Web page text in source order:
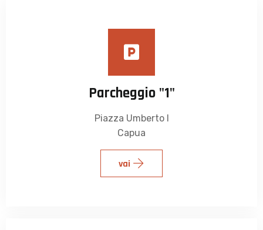
Parcheggio "1"
Piazza Umberto I
Capua
vai